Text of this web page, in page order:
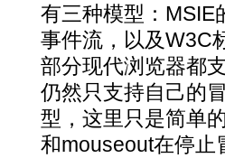
有三种模型：MSIE
事件流，以及W3C
部分现代浏览器都
仍然只支持自己的
型，这里只是简单
和mouseout在停止